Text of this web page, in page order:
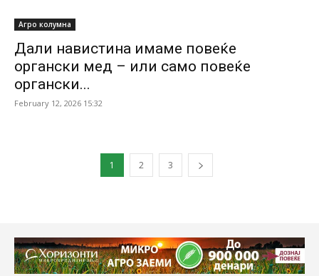
Агро колумна
Дали навистина имаме повеќе
органски мед – или само повеќе
органски...
February 12, 2026 15:32
1 2 3